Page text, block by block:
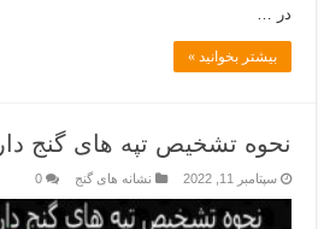
در …
بیشتر بخوانید »
نحوه تشخیص تپه های گنج دار
سپتامبر 11, 2022 نشانه های گنج 0